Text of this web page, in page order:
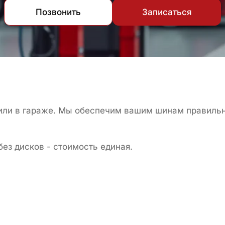
Позвонить Записаться
в гараже. Мы обеспечим вашим шинам
дисков - стоимость единая.